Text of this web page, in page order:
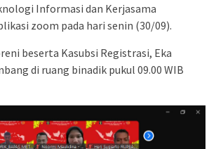
Informasi dan Kerjasama
zoom pada hari senin (30/09).
beserta Kasubsi Registrasi, Eka
di ruang binadik pukul 09.00 WIB